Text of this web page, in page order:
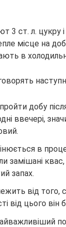
3 ст. л.
місце на
в
добу
ввечері,
в
замішані
запах.
від того,
від цього